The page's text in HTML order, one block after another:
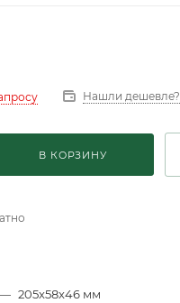
Нашли дешевле?
В КОРЗИНУ
— 205x58x46 мм